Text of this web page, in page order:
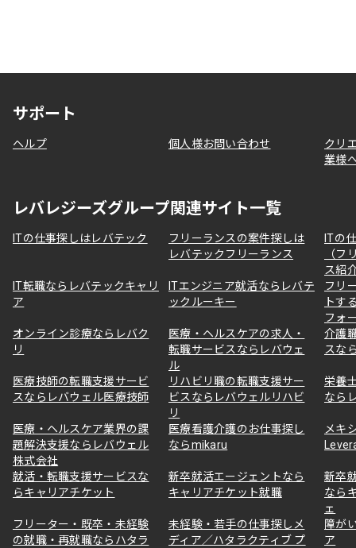
サポート
ヘルプ 個人様お問い合わせ
クリ
業様
レバレジーズグループ関連サイト一覧
ITの仕事探しはレバテック
フリーランスの案件探しは
レバテックフリーランス
ITの
（フ
ス紹
IT転職ならレバテックキャリ
ア
ITエンジニア就活ならレバテ
ックルーキー
フリ
トす
フォ
オンライン診療ならレバク
リ
医療・ヘルスケアの求人・
転職サービスならレバウェ
ル
介護
スな
医療技師の転職支援サービ
スならレバウェル医療技師
リハビリ職の転職支援サー
ビスならレバウェルリハビ
リ
栄養
なら
医療・ヘルスケア業界の課
題解決支援ならレバウェル
株式会社
医療看護介護のお仕事探し
ならmikaru
メキ
就活・転職支援サービスな
らキャリアチケット
新卒就活エージェントなら
キャリアチケット就職
新卒
なら
ェ
フリーター・既卒・未経験
の就職・再就職ならハタラ
未経験・若手の仕事探しメ
ディア／ハタラクティブ プ
障が
ア